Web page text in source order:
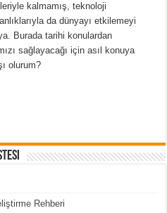
kalmamış, teknoloji
da dünyayı etkilemeyi
Burada tarihi konulardan
sağlayacağı için asıl konuya
olurum?
Rehberi